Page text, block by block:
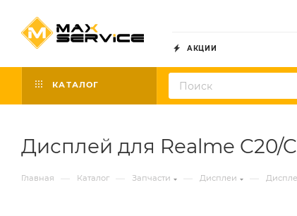
АКЦИИ
КАТАЛОГ
Дисплей для Realme C20/
Главная — Каталог — Запчасти — Дисплеи —